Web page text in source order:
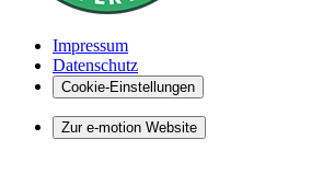
Impressum
Datenschutz
Cookie-Einstellungen
Zur e-motion Website